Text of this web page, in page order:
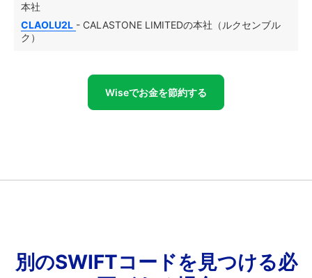
本社
CLAOLU2L - CALASTONE LIMITEDの本社（ルクセンブル
ク）
Wiseでお金を節約する
別のSWIFTコードを見つける必